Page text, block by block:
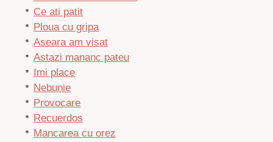
Ce ati patit
Ploua cu gripa
Aseara am visat
Astazi mananc pateu
Imi place
Nebunie
Provocare
Recuerdos
Mancarea cu orez